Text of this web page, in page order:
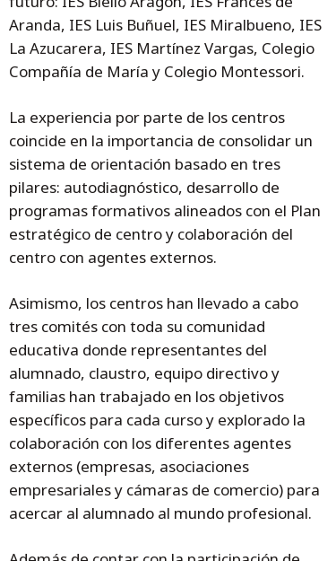
Aranda, IES Luis Buñuel, IES Miralbueno, IES
La Azucarera, IES Martínez Vargas, Colegio
Compañía de María y Colegio Montessori.
La experiencia por parte de los centros
coincide en la importancia de consolidar un
sistema de orientación basado en tres
pilares: autodiagnóstico, desarrollo de
programas formativos alineados con el Plan
estratégico de centro y colaboración del
centro con agentes externos.
Asimismo, los centros han llevado a cabo
tres comités con toda su comunidad
educativa donde representantes del
alumnado, claustro, equipo directivo y
familias han trabajado en los objetivos
específicos para cada curso y explorado la
colaboración con los diferentes agentes
externos (empresas, asociaciones
empresariales y cámaras de comercio) para
acercar al alumnado al mundo profesional.